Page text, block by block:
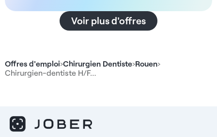
Offres d'emploi›Chirurgien Dentiste›Rouen›
Chirurgien-dentiste H/F…
équipe composée de plusieurs spécialistes
(omnipratique, implantologie, orthodontie…) Les
brut/mois - Salaire minimum garanti jusqu’à 5000€ les
premiers mois - Assistante dentaire qualifiée et dédiée au
fauteuil - Planning rempli - Suivi optimal de vos dossiers
travail - Possibilité de poser vos implants - Matériel
dernière génération (Reciproc, empreinte optique, 3D…) -
Voir plus d'offres